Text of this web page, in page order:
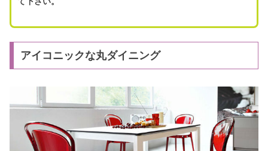
アイコニックな丸ダイニング